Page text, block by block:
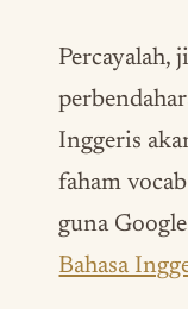
Percayalah,
Inggeris
faham
guna
Bahasa